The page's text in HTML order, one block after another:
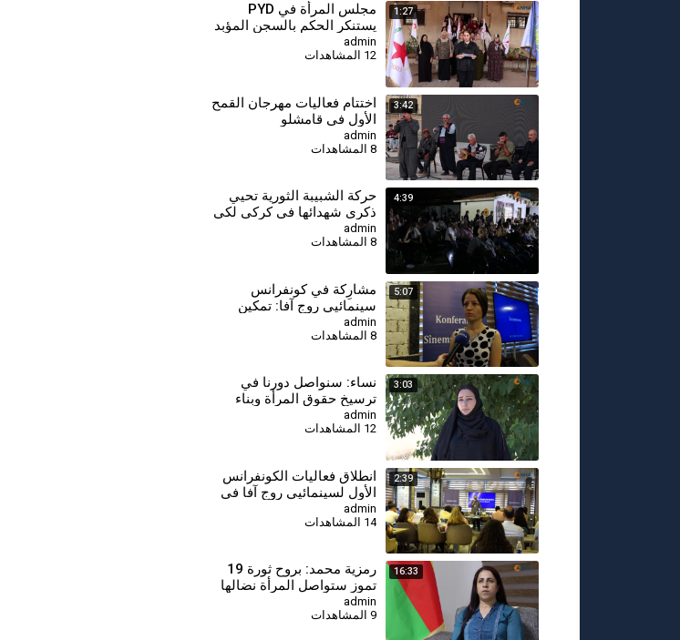
1:27
مجلس المرأة في PYD
يستنكر الحكم بالسجن المؤبد
بحق المقاتلة جيجك كوباني
admin
12 المشاهدات
3:42
اختتام فعاليات مهرجان القمح
الأول في قامشلو
admin
8 المشاهدات
4:39
⁣حركة الشبيبة الثورية تحيي
ذكرى شهدائها في كركي لكي
admin
8 المشاهدات
5:07
مشارِكة في كونفرانس
سينمائيي روج آفا: تمكين
المرأة في السينما هدفنا
الأول
admin
8 المشاهدات
3:03
⁣نساء: سنواصل دورنا في
ترسيخ حقوق المرأة وبناء
سوريا الديمقراطية
admin
12 المشاهدات
2:39
انطلاق فعاليات الكونفرانس
الأول لسينمائيي روج آفا في
قامشلو
admin
14 المشاهدات
16:33
⁣رمزية محمد: بروح ثورة 19
تموز ستواصل المرأة نضالها
لبناء سوريا المستقبل
admin
9 المشاهدات